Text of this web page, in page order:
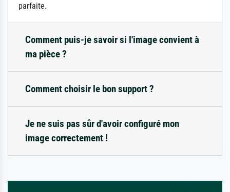
parfaite.
Comment puis-je savoir si l'image convient à
ma pièce ?
Comment choisir le bon support ?
Je ne suis pas sûr d'avoir configuré mon
image correctement !